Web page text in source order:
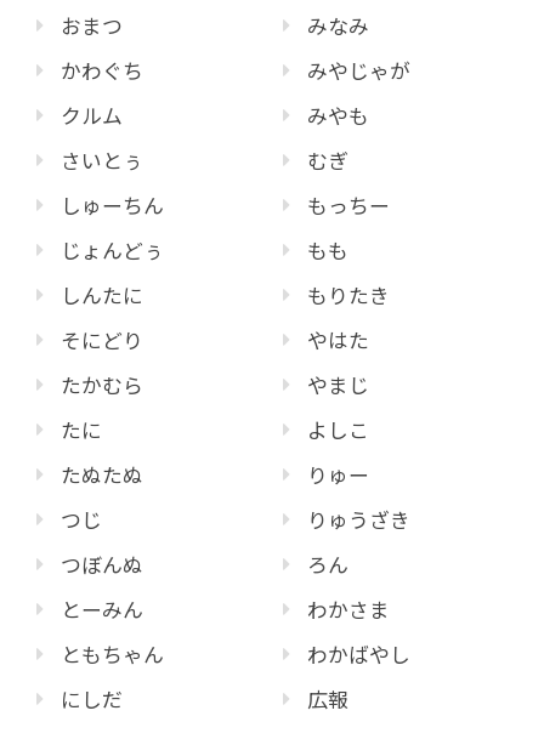
おまつ
かわぐち
クルム
さいとぅ
しゅーちん
じょんどぅ
しんたに
そにどり
たかむら
たに
たぬたぬ
つじ
つぼんぬ
とーみん
ともちゃん
にしだ
みなみ
みやじゃが
みやも
むぎ
もっちー
もも
もりたき
やはた
やまじ
よしこ
りゅー
りゅうざき
ろん
わかさま
わかばやし
広報